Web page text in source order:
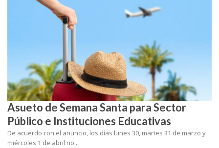
Asueto de Semana Santa para Sector
Público e Instituciones Educativas
De acuerdo con el anuncio, los días lunes 30, martes 31 de marzo y
miércoles 1 de abril no...